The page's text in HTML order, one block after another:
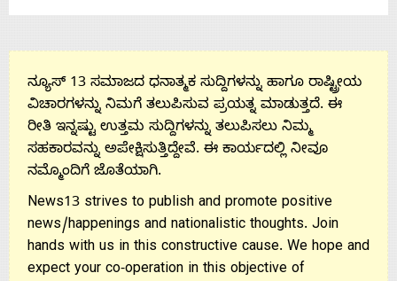
Contact
Us
ನ್ಯೂಸ್ 13 ಸಮಾಜದ ಧನಾತ್ಮಕ ಸುದ್ದಿಗಳನ್ನು ಹಾಗೂ ರಾಷ್ಟ್ರೀಯ
ವಿಚಾರಗಳನ್ನು ನಿಮಗೆ ತಲುಪಿಸುವ ಪ್ರಯತ್ನ ಮಾಡುತ್ತದೆ. ಈ
ರೀತಿ ಇನ್ನಷ್ಟು ಉತ್ತಮ ಸುದ್ದಿಗಳನ್ನು ತಲುಪಿಸಲು ನಿಮ್ಮ
ಸಹಕಾರವನ್ನು ಅಪೇಕ್ಷಿಸುತ್ತಿದ್ದೇವೆ. ಈ ಕಾರ್ಯದಲ್ಲಿ ನೀವೂ
ನಮ್ಮೊಂದಿಗೆ ಜೊತೆಯಾಗಿ.
News13 strives to publish and promote positive
news/happenings and nationalistic thoughts. Join
hands with us in this constructive cause. We hope and
expect your co-operation in this objective of